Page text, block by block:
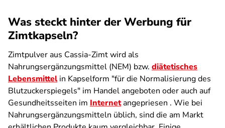
Was steckt hinter der Werbung für
Zimtkapseln?
Zimtpulver aus Cassia-Zimt wird als
Nahrungsergänzungsmittel (NEM) bzw. diätetisches
Lebensmittelin Kapselform "für die Normalisierung des
Blutzuckerspiegels" im Handel angeboten oder auch auf
Gesundheitsseiten im Internetangepriesen . Wie bei
Nahrungsergänzungsmitteln üblich, sind die am Markt